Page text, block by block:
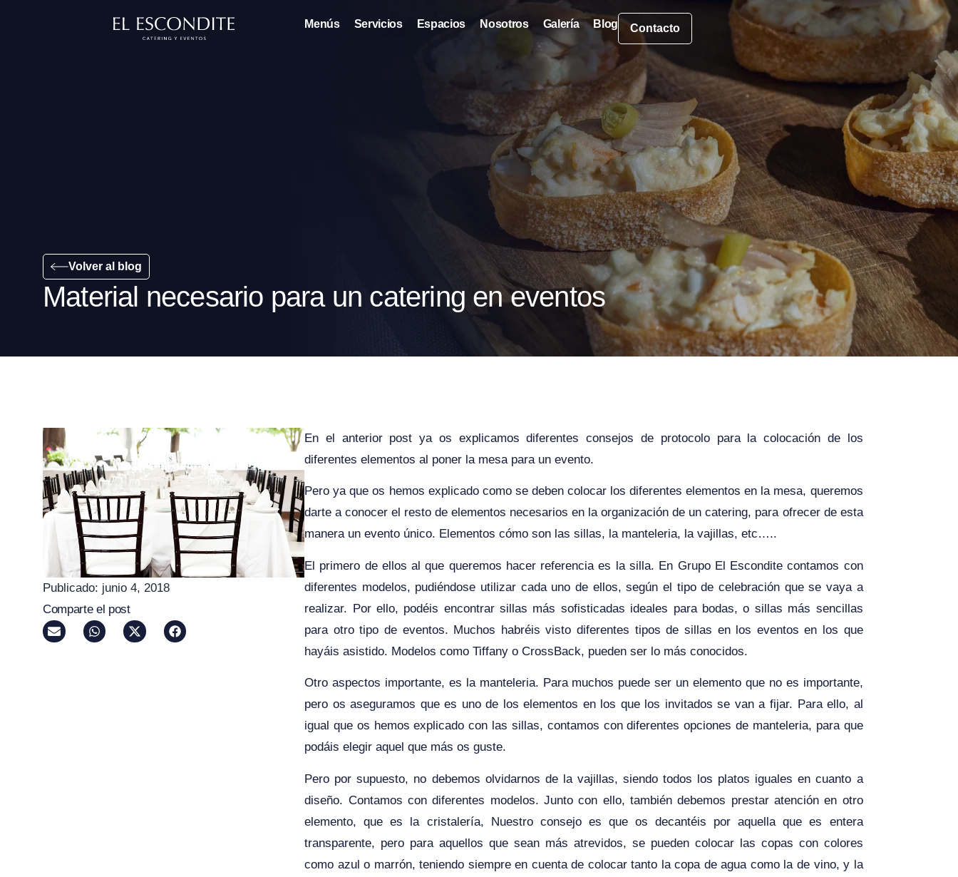
Menús Servicios Espacios Nosotros Galería Blog Contacto
Volver al blog
Material necesario para un catering en eventos
Publicado: junio 4, 2018
Comparte el post
En el anterior post ya os explicamos diferentes consejos de protocolo para la colocación de los
diferentes elementos al poner la mesa para un evento.
Pero ya que os hemos explicado como se deben colocar los diferentes elementos en la mesa, queremos
darte a conocer el resto de elementos necesarios en la organización de un catering, para ofrecer de esta
manera un evento único. Elementos cómo son las sillas, la manteleria, la vajillas, etc…..
El primero de ellos al que queremos hacer referencia es la silla. En Grupo El Escondite contamos con
diferentes modelos, pudiéndose utilizar cada uno de ellos, según el tipo de celebración que se vaya a
realizar. Por ello, podéis encontrar sillas más sofisticadas ideales para bodas, o sillas más sencillas
para otro tipo de eventos. Muchos habréis visto diferentes tipos de sillas en los eventos en los que
hayáis asistido. Modelos como Tiffany o CrossBack, pueden ser lo más conocidos.
Otro aspectos importante, es la manteleria. Para muchos puede ser un elemento que no es importante,
pero os aseguramos que es uno de los elementos en los que los invitados se van a fijar. Para ello, al
igual que os hemos explicado con las sillas, contamos con diferentes opciones de manteleria, para que
podáis elegir aquel que más os guste.
Pero por supuesto, no debemos olvidarnos de la vajillas, siendo todos los platos iguales en cuanto a
diseño. Contamos con diferentes modelos. Junto con ello, también debemos prestar atención en otro
elemento, que es la cristalería, Nuestro consejo es que os decantéis por aquella que es entera
transparente, pero para aquellos que sean más atrevidos, se pueden colocar las copas con colores
como azul o marrón, teniendo siempre en cuenta de colocar tanto la copa de agua como la de vino, y la